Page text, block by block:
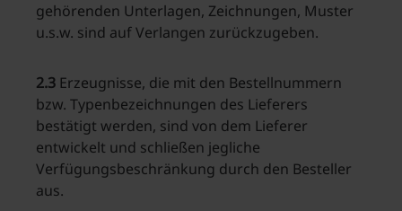
gehörenden Unterlagen, Zeichnungen, Muster
u.s.w. sind auf Verlangen zurückzugeben.
2.3 Erzeugnisse, die mit den Bestellnummern
bzw. Typenbezeichnungen des Lieferers
bestätigt werden, sind von dem Lieferer
entwickelt und schließen jegliche
Verfügungsbeschränkung durch den Besteller
aus.